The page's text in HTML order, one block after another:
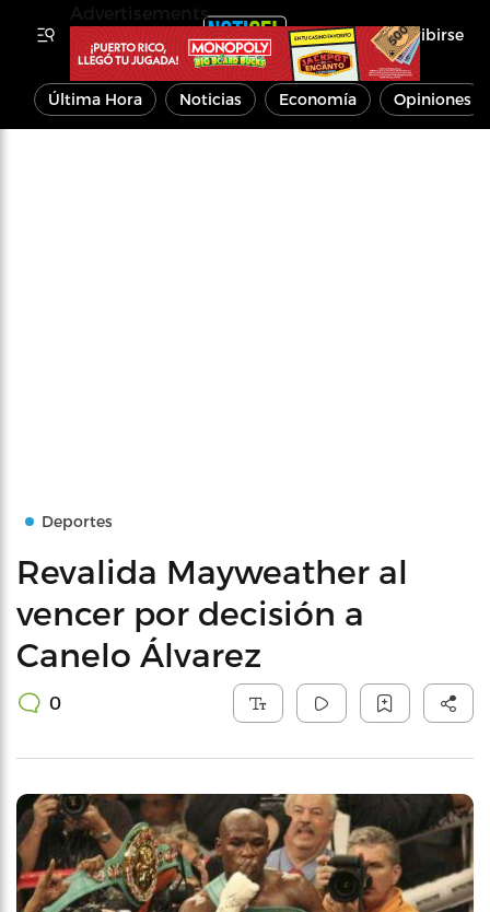
Inscribirse
Última Hora Noticias Economía Opiniones
Deportes
Revalida Mayweather al
vencer por decisión a
Canelo Álvarez
0
Advertisements